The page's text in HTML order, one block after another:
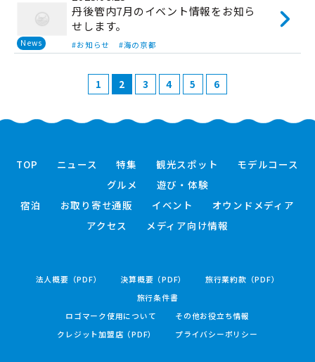
News
丹後管内7月のイベント情報をお知ら
せします。
#お知らせ #海の京都
1 2 3 4 5 6
TOP ニュース 特集 観光スポット
モデルコース
グルメ
遊び・体験
宿泊
お取り寄せ通販 イベント
オウンドメディア
アクセス
メディア向け情報
法人概要（PDF） 決算概要（PDF）
旅行業約款（PDF）
旅行条件書
ロゴマーク使用について
その他お役立ち情報
クレジット加盟店（PDF）
プライバシーポリシー